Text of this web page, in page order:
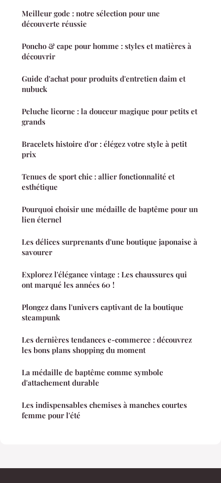
Meilleur gode : notre sélection pour une
découverte réussie
Poncho & cape pour homme : styles et matières à
découvrir
Guide d'achat pour produits d'entretien daim et
nubuck
Peluche licorne : la douceur magique pour petits et
grands
Bracelets histoire d'or : élégez votre style à petit
prix
Tenues de sport chic : allier fonctionnalité et
esthétique
Pourquoi choisir une médaille de baptême pour un
lien éternel
Les délices surprenants d'une boutique japonaise à
savourer
Explorez l'élégance vintage : Les chaussures qui
ont marqué les années 60 !
Plongez dans l'univers captivant de la boutique
steampunk
Les dernières tendances e-commerce : découvrez
les bons plans shopping du moment
La médaille de baptême comme symbole
d'attachement durable
Les indispensables chemises à manches courtes
femme pour l'été